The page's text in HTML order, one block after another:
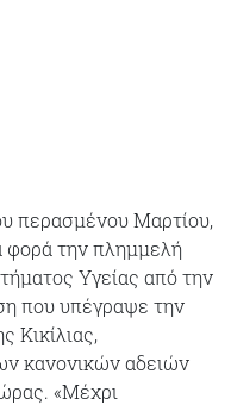
περασμένου Μαρτίου,
φορά την πλημμελή
Υγείας από την
που υπέγραψε την
Κικίλιας,
κανονικών αδειών
«Μέχρι